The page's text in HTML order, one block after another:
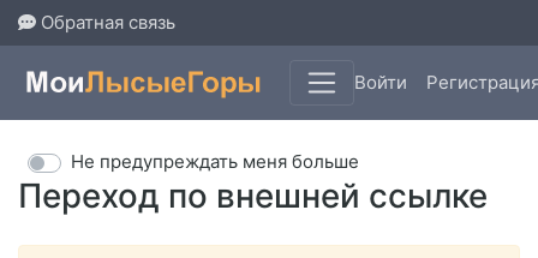
Обратная связь
Войти
Переход по внешней ссылке
Не предупреждать меня больше